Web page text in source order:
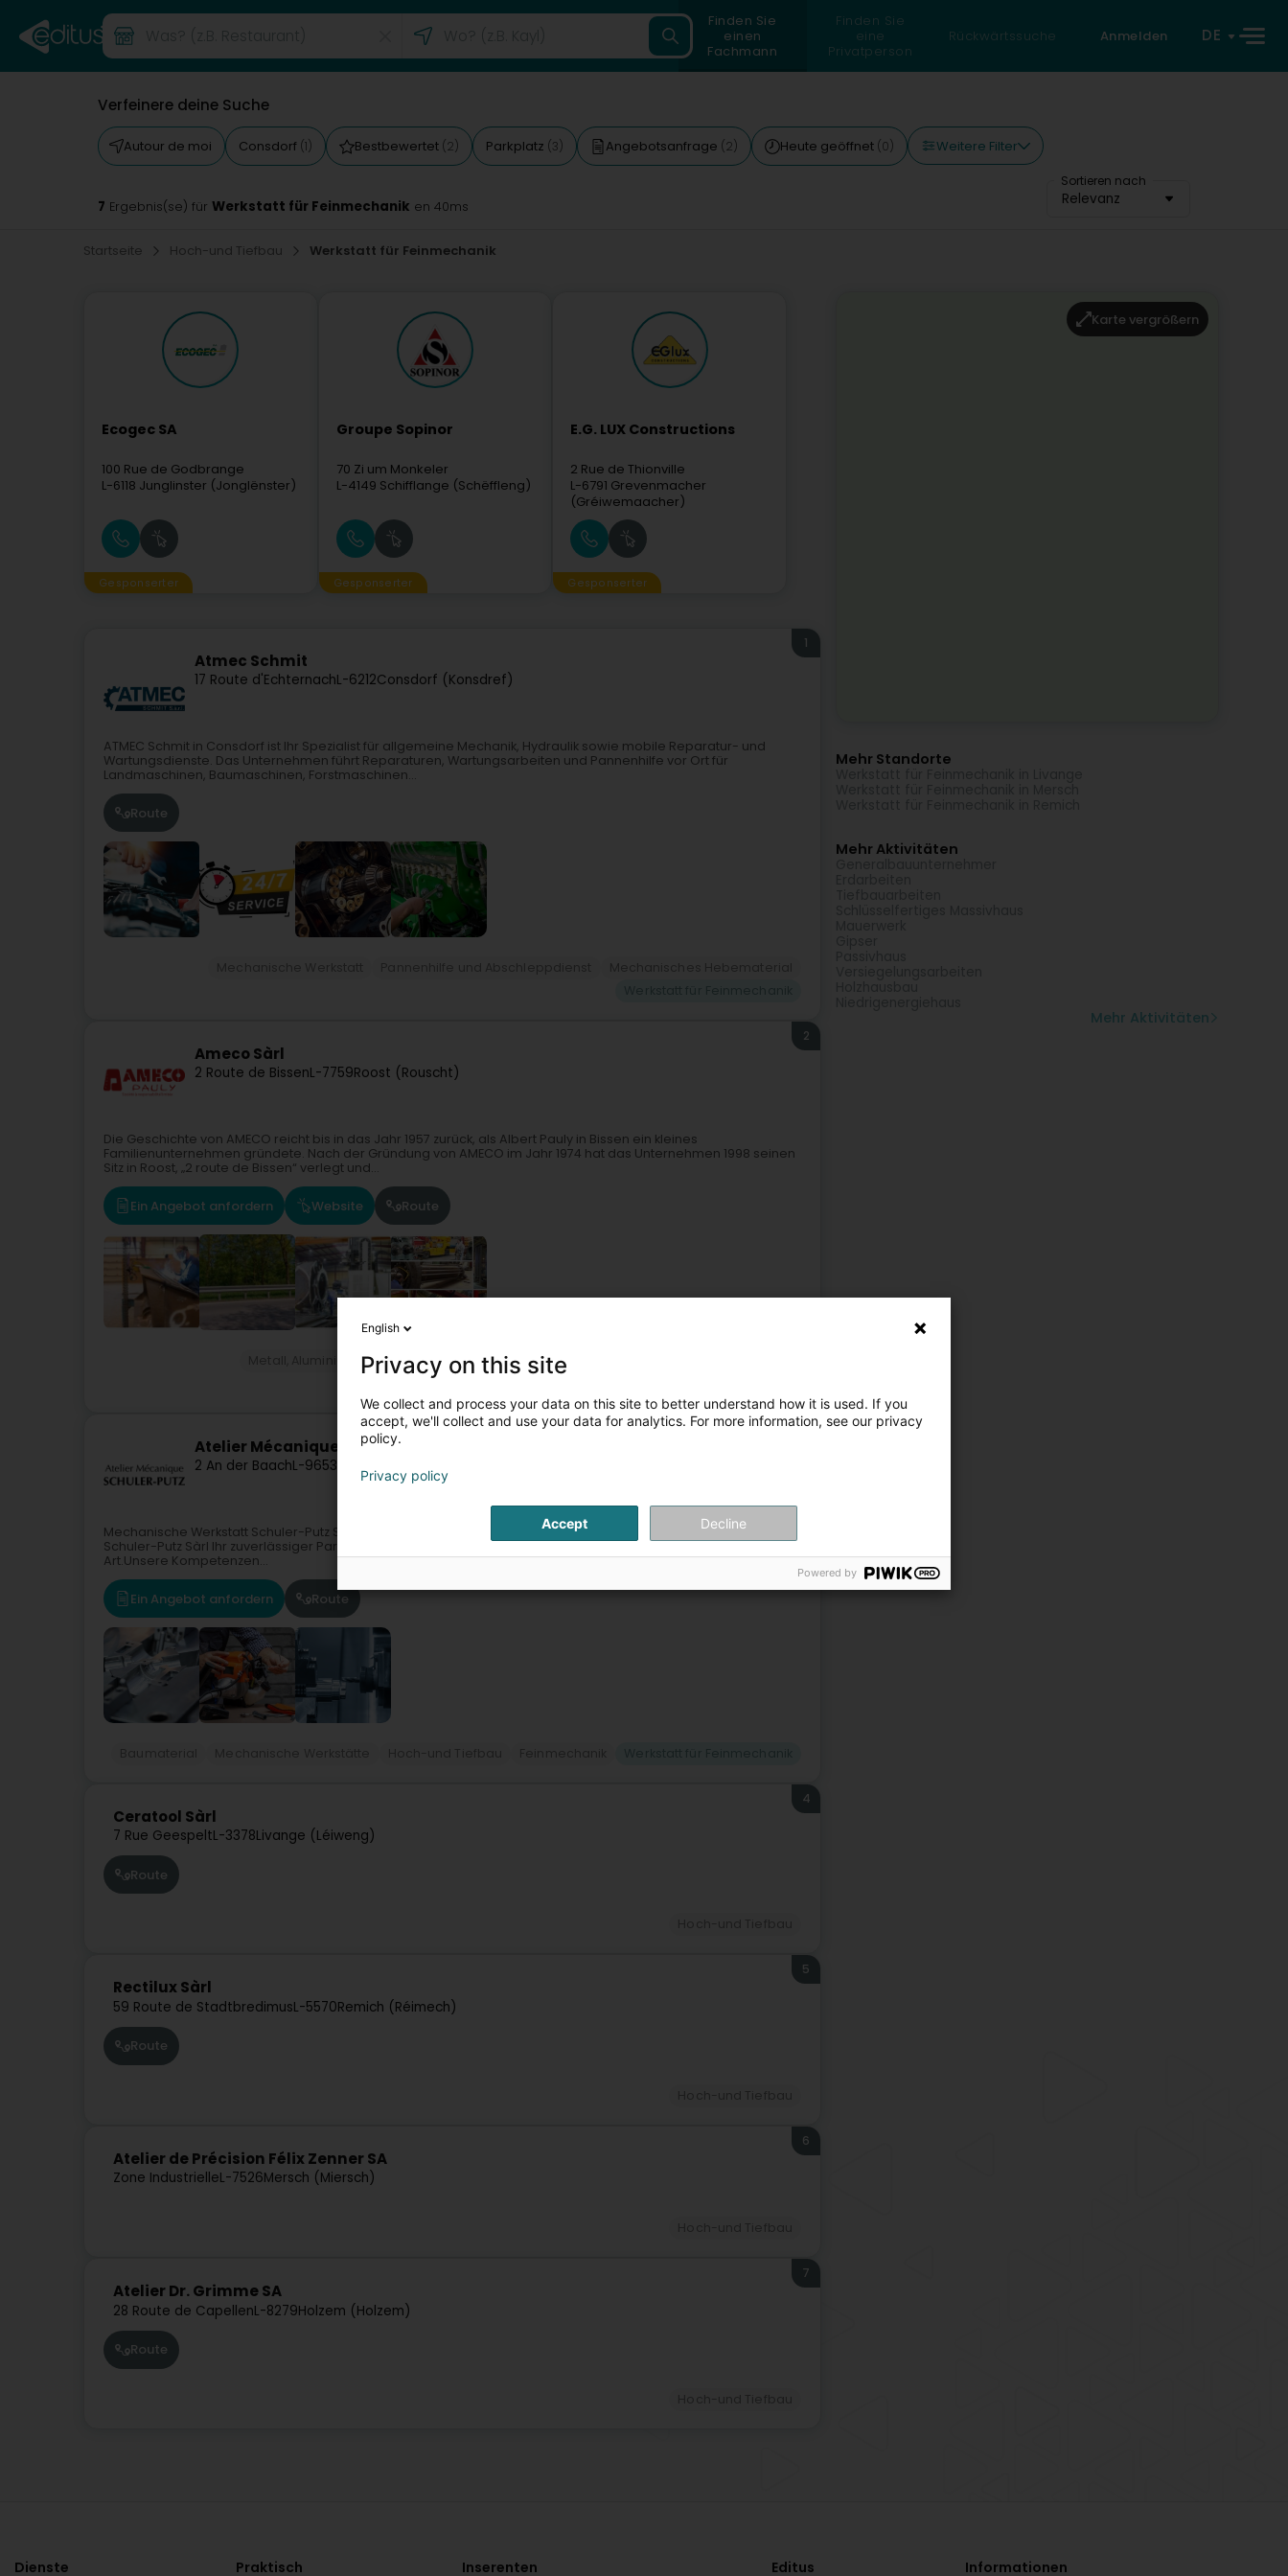
Finden Sie
einen
Fachmann
Finden Sie
eine
Privatperson
Rückwärtssuche Anmelden DE
Verfeinere deine Suche
Autour de moi Consdorf (1) Bestbewertet (2) Parkplatz (3) Angebotsanfrage (2) Heute geöffnet (0) Weitere Filter
Sortieren nach
Relevanz
7 Ergebnis(se) für Werkstatt für Feinmechanik en 40ms
Startseite Hoch-und Tiefbau Werkstatt für Feinmechanik
Ecogec SA
100 Rue de Godbrange
L-6118 Junglinster (Jonglënster)
Gesponserter
Groupe Sopinor
70 Zi um Monkeler
L-4149 Schifflange (Schëffleng)
Gesponserter
E.G. LUX Constructions
2 Rue de Thionville
L-6791 Grevenmacher
(Gréiwemaacher)
Gesponserter
Atmec Schmit
17 Route d'EchternachL-6212Consdorf (Konsdref)
1
ATMEC Schmit in Consdorf ist Ihr Spezialist für allgemeine Mechanik, Hydraulik sowie mobile Reparatur- und
Wartungsdienste. Das Unternehmen führt Reparaturen, Wartungsarbeiten und Pannenhilfe vor Ort für
Landmaschinen, Baumaschinen, Forstmaschinen...
Route
Ameco Sàrl
2 Route de BissenL-7759Roost (Rouscht)
2
Die Geschichte von AMECO reicht bis in das Jahr 1957 zurück, als Albert Pauly in Bissen ein kleines
Familienunternehmen gründete. Nach der Gründung von AMECO im Jahr 1974 hat das Unternehmen 1998 seinen
Sitz in Roost, „2 route de Bissen“ verlegt und...
Ein Angebot anfordern Website Route
Metall, Aluminium, Legierung Hoch-und Tiefbau
Atelier Mécanique Schuler-Putz Sàrl
2 An der BaachL-9653 Goesdorf (Géisdref)
3
Mechanische Werkstatt Schuler-Putz SàrlAls Spezialist für hochpräzise Mechanik ist die Mechanische Werkstatt
Schuler-Putz Sàrl Ihr zuverlässiger Partner für mechanische Messinstrumente und Zerspanungsarbeiten aller
Art.Unsere Kompetenzen...
Ein Angebot anfordern Route
Ceratool Sàrl
7 Rue GeespeltL-3378Livange (Léiweng)
4
Route
Rectilux Sàrl
59 Route de StadtbredimusL-5570Remich (Réimech)
5
Route
Atelier de Précision Félix Zenner SA
Zone IndustrielleL-7526Mersch (Miersch)
6
Atelier Dr. Grimme SA
28 Route de CapellenL-8279Holzem (Holzem)
7
Route
Karte vergrößern
Mehr Standorte
Mehr Aktivitäten
Mehr Aktivitäten
Dienste Praktisch Inserenten Editus Informationen
English
Privacy on this site
We collect and process your data on this site to better understand how it is used. If you
accept, we'll collect and use your data for analytics. For more information, see our privacy
policy.
Privacy policy
Accept Decline
Powered by